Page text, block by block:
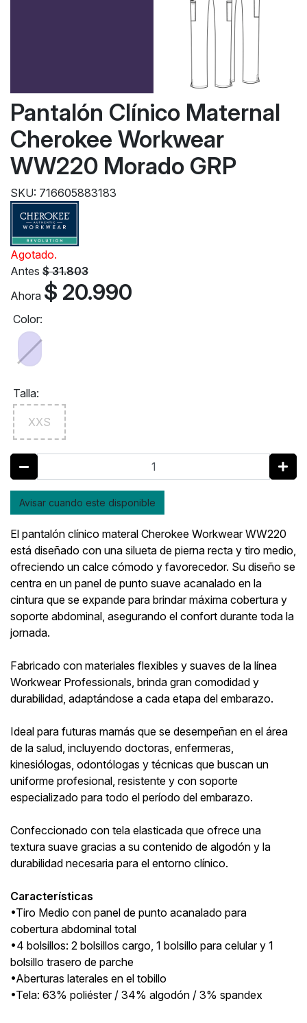
Pantalón Clínico Maternal
Cherokee Workwear
WW220 Morado GRP
SKU: 716605883183
Agotado.
Antes $ 31.803
Ahora $ 20.990
Color:
Talla:
XXS
Avisar cuando este disponible
El pantalón clínico materal Cherokee Workwear WW220
está diseñado con una silueta de pierna recta y tiro medio,
ofreciendo un calce cómodo y favorecedor. Su diseño se
centra en un panel de punto suave acanalado en la
cintura que se expande para brindar máxima cobertura y
soporte abdominal, asegurando el confort durante toda la
jornada.
Fabricado con materiales flexibles y suaves de la línea
Workwear Professionals, brinda gran comodidad y
durabilidad, adaptándose a cada etapa del embarazo.
Ideal para futuras mamás que se desempeñan en el área
de la salud, incluyendo doctoras, enfermeras,
kinesiólogas, odontólogas y técnicas que buscan un
uniforme profesional, resistente y con soporte
especializado para todo el período del embarazo.
Confeccionado con tela elasticada que ofrece una
textura suave gracias a su contenido de algodón y la
durabilidad necesaria para el entorno clínico.
Características
•Tiro Medio con panel de punto acanalado para
cobertura abdominal total
•4 bolsillos: 2 bolsillos cargo, 1 bolsillo para celular y 1
bolsillo trasero de parche
•Aberturas laterales en el tobillo
•Tela: 63% poliéster / 34% algodón / 3% spandex